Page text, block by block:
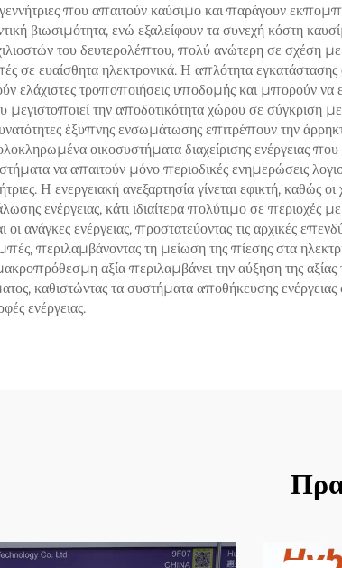
που απαιτούν καύσιμο και παράγουν
βιωσιμότητα, ενώ εξαλείφουν τα συνεχή κόστη
χιλιοστών του δευτερολέπτου, πολύ ανώτερη σε
σε ευαίσθητα ηλεκτρονικά. Η απλότητα
ελάχιστες τροποποιήσεις υποδομής και μπορούν
την αποδοτικότητα χώρου σε σύγκριση
έξυπνης ενσωμάτωσης επιτρέπουν την
οικοσυστήματα διαχείρισης ενέργειας
να απαιτούν μόνο περιοδικές ενημερώσεις
Η ενεργειακή ανεξαρτησία γίνεται εφικτή,
ενέργειας, κάτι ιδιαίτερα πολύτιμο σε
οι ανάγκες ενέργειας, προστατεύοντας τις αρχικές
περιλαμβάνοντας τη μείωση της πίεσης στα
αξία περιλαμβάνει την αύξηση της αξίας
καθιστώντας τα συστήματα αποθήκευσης
ενέργειας.